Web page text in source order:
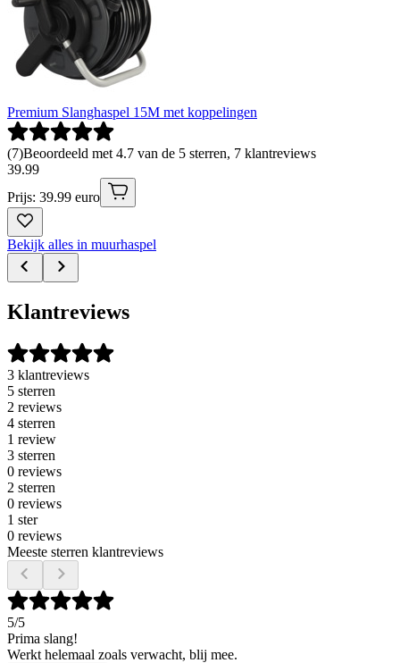
Premium Slanghaspel 15M met koppelingen
(7)Beoordeeld met 4.7 van de 5 sterren, 7 klantreviews
39.99
Prijs: 39.99 euro
Bekijk alles in muurhaspel
Klantreviews
3 klantreviews
5 sterren
2 reviews
4 sterren
1 review
3 sterren
0 reviews
2 sterren
0 reviews
1 ster
0 reviews
Meeste sterren klantreviews
5/5
Prima slang!
Werkt helemaal zoals verwacht, blij mee.